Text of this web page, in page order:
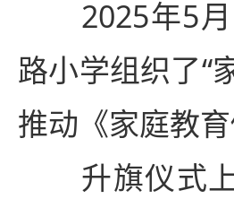
2025年5月
路小学组织了“
推动《家庭教
升旗仪式上